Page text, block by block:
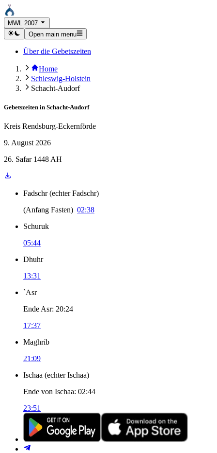
MWL 2007
Open main menu
Über die Gebetszeiten
Home
Schleswig-Holstein
Schacht-Audorf
Gebetszeiten in Schacht-Audorf
Kreis Rendsburg-Eckernförde
9. August 2026
26. Safar 1448 AH
Fadschr (echter Fadschr)
(Anfang Fasten) 02:38
Schuruk
05:44
Dhuhr
13:31
`Asr
Ende Asr: 20:24
17:37
Maghrib
21:09
Ischaa (echter Ischaa)
Ende von Ischaa: 02:44
23:51